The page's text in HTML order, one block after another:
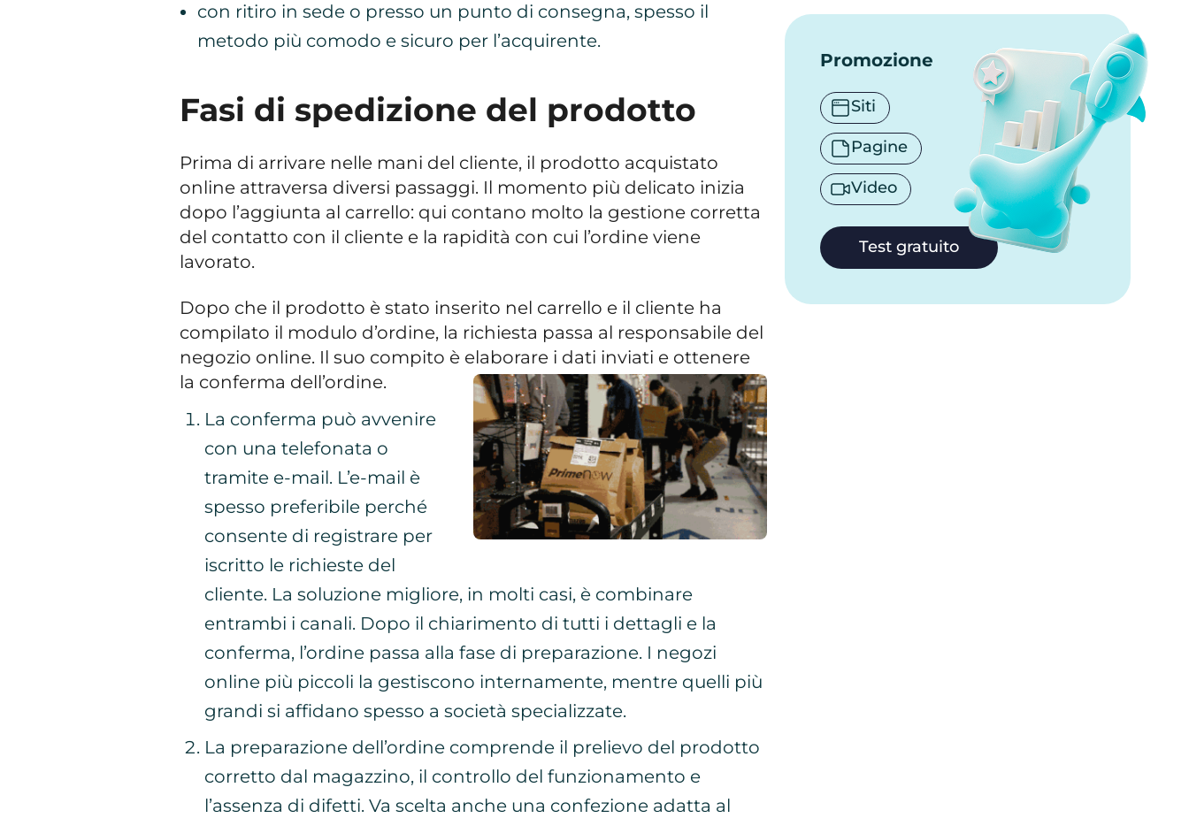
con ritiro in sede o presso un punto di consegna, spesso il
metodo più comodo e sicuro per l’acquirente.
Fasi di spedizione del prodotto
Prima di arrivare nelle mani del cliente, il prodotto acquistato
online attraversa diversi passaggi. Il momento più delicato inizia
dopo l’aggiunta al carrello: qui contano molto la gestione corretta
del contatto con il cliente e la rapidità con cui l’ordine viene
lavorato.
Dopo che il prodotto è stato inserito nel carrello e il cliente ha
compilato il modulo d’ordine, la richiesta passa al responsabile del
negozio online. Il suo compito è elaborare i dati inviati e ottenere
la conferma dell’ordine.
La conferma può avvenire
con una telefonata o
tramite e-mail. L’e-mail è
spesso preferibile perché
consente di registrare per
iscritto le richieste del
cliente. La soluzione migliore, in molti casi, è combinare
entrambi i canali. Dopo il chiarimento di tutti i dettagli e la
conferma, l’ordine passa alla fase di preparazione. I negozi
online più piccoli la gestiscono internamente, mentre quelli più
grandi si affidano spesso a società specializzate.
La preparazione dell’ordine comprende il prelievo del prodotto
corretto dal magazzino, il controllo del funzionamento e
l’assenza di difetti. Va scelta anche una confezione adatta al
Promozione
Siti
Pagine
Video
Test gratuito